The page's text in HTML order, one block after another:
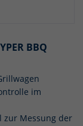
BBQ
im
zur Messung der